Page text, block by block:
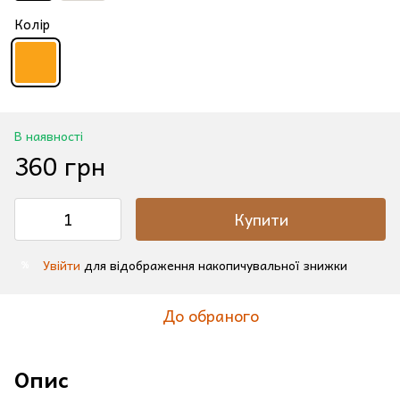
Колір
В наявності
360 грн
Купити
Увійти для відображення накопичувальної знижки
До обраного
Опис